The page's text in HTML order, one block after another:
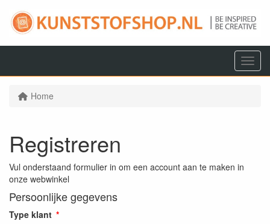
Menu
Home
Registreren
Vul onderstaand formulier in om een account aan te maken in
onze webwinkel
Persoonlijke gegevens
Type klant